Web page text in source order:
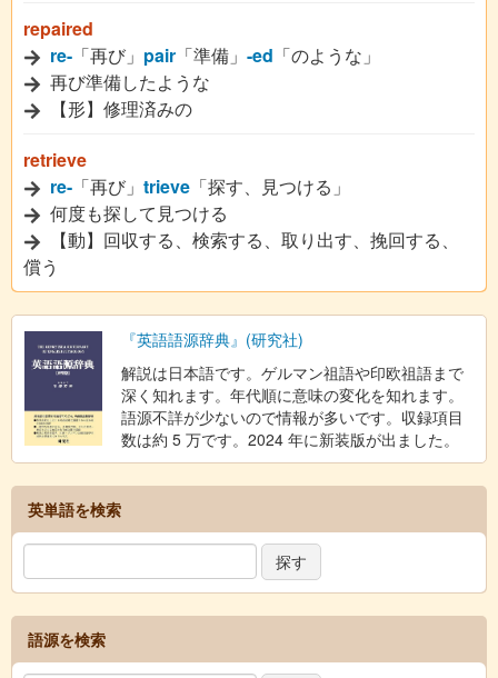
repaired
re- 「再び」 pair 「準備」 -ed 「のような」
再び準備したような
【形】修理済みの
retrieve
re- 「再び」 trieve 「探す、見つける」
何度も探して見つける
【動】回収する、検索する、取り出す、挽回する、
償う
『英語語源辞典』(研究社)
解説は日本語です。ゲルマン祖語や印欧祖語まで
深く知れます。年代順に意味の変化を知れます。
語源不詳が少ないので情報が多いです。収録項目
数は約 5 万です。2024 年に新装版が出ました。
英単語を検索
語源を検索